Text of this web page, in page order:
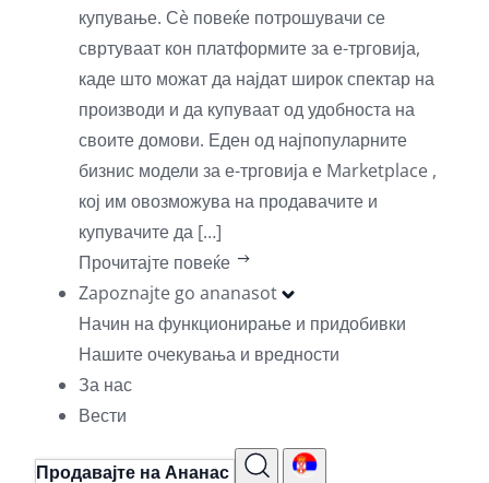
купување. Сè повеќе потрошувачи се
свртуваат кон платформите за е-трговија,
каде што можат да најдат широк спектар на
производи и да купуваат од удобноста на
своите домови. Еден од најпопуларните
бизнис модели за е-трговија е Marketplace ,
кој им овозможува на продавачите и
купувачите да […]
Прочитајте повеќе
Zapoznajte go ananasot
Начин на функционирање и придобивки
Нашите очекувања и вредности
За нас
Вести
Продавајте на Ананас